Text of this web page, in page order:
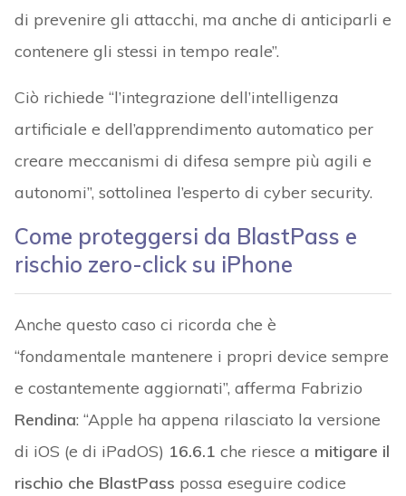
di prevenire gli attacchi, ma anche di anticiparli e
contenere gli stessi in tempo reale”.
Ciò richiede “l’integrazione dell’intelligenza
artificiale e dell’apprendimento automatico per
creare meccanismi di difesa sempre più agili e
autonomi”, sottolinea l’esperto di cyber security.
Come proteggersi da BlastPass e
rischio zero-click su iPhone
Anche questo caso ci ricorda che è
“fondamentale mantenere i propri device sempre
e costantemente aggiornati”, afferma Fabrizio
Rendina: “Apple ha appena rilasciato la versione
di iOS (e di iPadOS) 16.6.1 che riesce a mitigare il
rischio che BlastPass possa eseguire codice